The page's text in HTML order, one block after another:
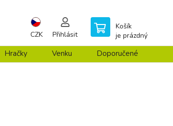
CZK Přihlásit
Košík
je prázdný
Hračky Venku Doporučené